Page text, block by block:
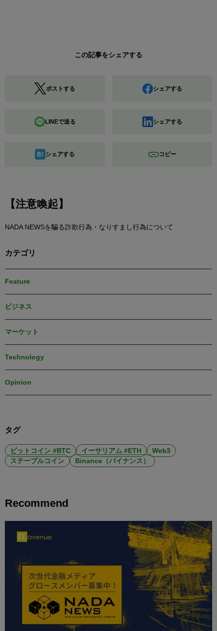
この記事をシェアする
ポストする シェアする
LINEで送る シェアする
シェアする コピー
【注意喚起】
NADA NEWSを騙る詐欺行為・なりすまし行為について
カテゴリ
Feature
ビジネス
マーケット
Technology
Opinion
タグ
ビットコイン #BTC イーサリアム #ETH
Web3
ステーブルコイン
Binance（バイナンス）
Recommend